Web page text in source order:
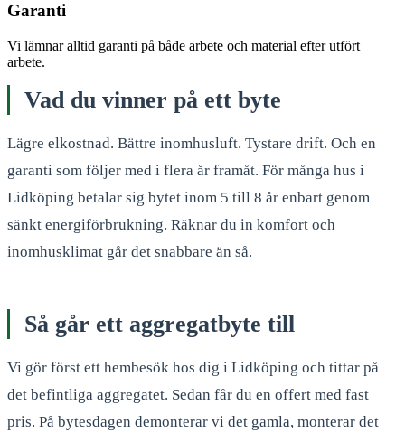
Garanti
Vi lämnar alltid garanti på både arbete och material efter utfört
arbete.
Vad du vinner på ett byte
Lägre elkostnad. Bättre inomhusluft. Tystare drift. Och en
garanti som följer med i flera år framåt. För många hus i
Lidköping betalar sig bytet inom 5 till 8 år enbart genom
sänkt energiförbrukning. Räknar du in komfort och
inomhusklimat går det snabbare än så.
Så går ett aggregatbyte till
Vi gör först ett hembesök hos dig i Lidköping och tittar på
det befintliga aggregatet. Sedan får du en offert med fast
pris. På bytesdagen demonterar vi det gamla, monterar det